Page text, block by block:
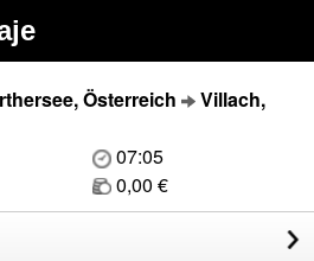
Österreich
Villach,
07:05
0,00 €